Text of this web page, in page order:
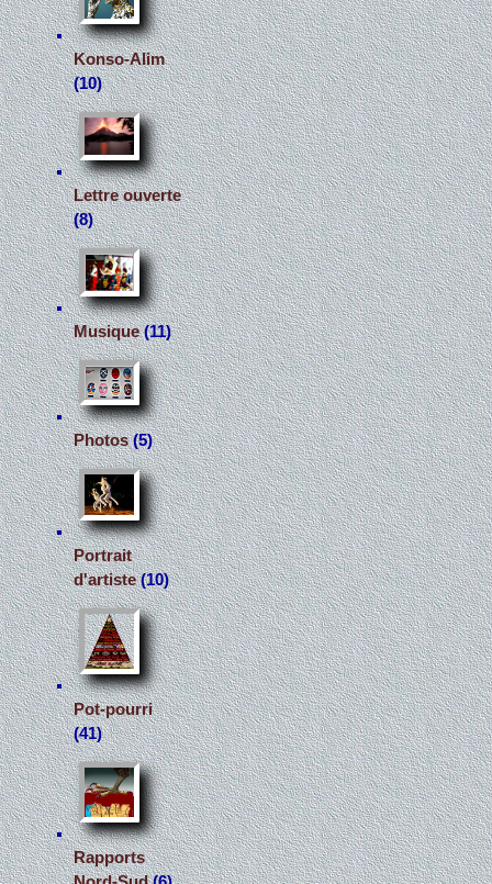
Konso-Alim
(10)
Lettre ouverte
(8)
Musique(11)
Photos(5)
Portrait
d'artiste(10)
Pot-pourri
(41)
Rapports